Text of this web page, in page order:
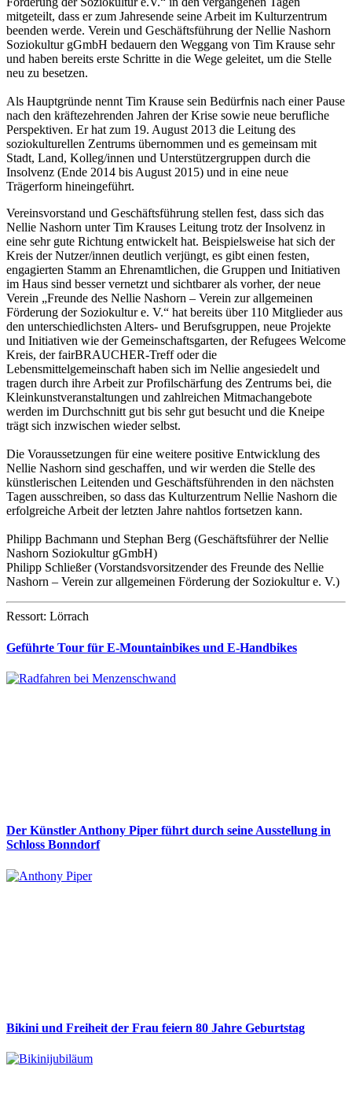
mitgeteilt, dass er zum Jahresende seine Arbeit im Kulturzentrum
beenden werde. Verein und Geschäftsführung der Nellie Nashorn
Soziokultur gGmbH bedauern den Weggang von Tim Krause sehr
und haben bereits erste Schritte in die Wege geleitet, um die Stelle
neu zu besetzen.
Als Hauptgründe nennt Tim Krause sein Bedürfnis nach einer Pause
nach den kräftezehrenden Jahren der Krise sowie neue berufliche
Perspektiven. Er hat zum 19. August 2013 die Leitung des
soziokulturellen Zentrums übernommen und es gemeinsam mit
Stadt, Land, Kolleg/innen und Unterstützergruppen durch die
Insolvenz (Ende 2014 bis August 2015) und in eine neue
Trägerform hineingeführt.
Vereinsvorstand und Geschäftsführung stellen fest, dass sich das
Nellie Nashorn unter Tim Krauses Leitung trotz der Insolvenz in
eine sehr gute Richtung entwickelt hat. Beispielsweise hat sich der
Kreis der Nutzer/innen deutlich verjüngt, es gibt einen festen,
engagierten Stamm an Ehrenamtlichen, die Gruppen und Initiativen
im Haus sind besser vernetzt und sichtbarer als vorher, der neue
Verein „Freunde des Nellie Nashorn – Verein zur allgemeinen
Förderung der Soziokultur e. V.“ hat bereits über 110 Mitglieder aus
den unterschiedlichsten Alters- und Berufsgruppen, neue Projekte
und Initiativen wie der Gemeinschaftsgarten, der Refugees Welcome
Kreis, der fairBRAUCHER-Treff oder die
Lebensmittelgemeinschaft haben sich im Nellie angesiedelt und
tragen durch ihre Arbeit zur Profilschärfung des Zentrums bei, die
Kleinkunstveranstaltungen und zahlreichen Mitmachangebote
werden im Durchschnitt gut bis sehr gut besucht und die Kneipe
trägt sich inzwischen wieder selbst.
Die Voraussetzungen für eine weitere positive Entwicklung des
Nellie Nashorn sind geschaffen, und wir werden die Stelle des
künstlerischen Leitenden und Geschäftsführenden in den nächsten
Tagen ausschreiben, so dass das Kulturzentrum Nellie Nashorn die
erfolgreiche Arbeit der letzten Jahre nahtlos fortsetzen kann.
Philipp Bachmann und Stephan Berg (Geschäftsführer der Nellie
Nashorn Soziokultur gGmbH)
Philipp Schließer (Vorstandsvorsitzender des Freunde des Nellie
Nashorn – Verein zur allgemeinen Förderung der Soziokultur e. V.)
Ressort: Lörrach
Geführte Tour für E-Mountainbikes und E-Handbikes
Der Künstler Anthony Piper führt durch seine Ausstellung in
Schloss Bonndorf
Bikini und Freiheit der Frau feiern 80 Jahre Geburtstag